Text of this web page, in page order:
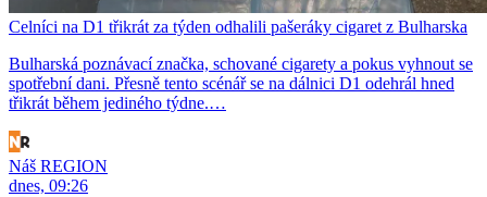
Celníci na D1 třikrát za týden odhalili pašeráky cigaret z Bulharska
Bulharská poznávací značka, schované cigarety a pokus vyhnout se
spotřební dani. Přesně tento scénář se na dálnici D1 odehrál hned
třikrát během jediného týdne.…
Náš REGION
dnes, 09:26